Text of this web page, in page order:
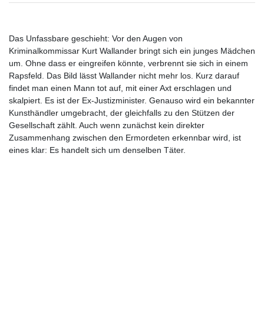
Das Unfassbare geschieht: Vor den Augen von
Kriminalkommissar Kurt Wallander bringt sich ein junges Mädchen
um. Ohne dass er eingreifen könnte, verbrennt sie sich in einem
Rapsfeld. Das Bild lässt Wallander nicht mehr los. Kurz darauf
findet man einen Mann tot auf, mit einer Axt erschlagen und
skalpiert. Es ist der Ex-Justizminister. Genauso wird ein bekannter
Kunsthändler umgebracht, der gleichfalls zu den Stützen der
Gesellschaft zählt. Auch wenn zunächst kein direkter
Zusammenhang zwischen den Ermordeten erkennbar wird, ist
eines klar: Es handelt sich um denselben Täter.